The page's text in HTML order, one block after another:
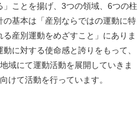
ことを揚げ、3つの領域、6つの柱
基本は「産別ならではの運動に特
産別運動をめざすこと」にありま
に対する使命感と誇りをもって、
域にて運動活動を展開していきま
けて活動を行っています。